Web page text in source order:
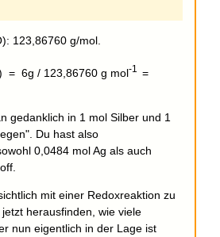
123,86760 g/mol.
= 6g / 123,86760 g mol-1 =
gedanklich in 1 mol Silber und 1
Du hast also
0,0484 mol Ag als auch
mit einer Redoxreaktion zu
herausfinden, wie viele
nun eigentlich in der Lage ist